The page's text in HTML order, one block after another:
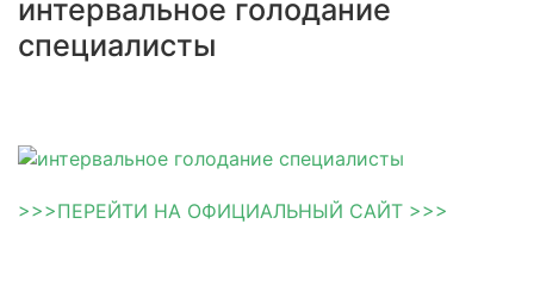
интервальное голодание
специалисты
>>>ПЕРЕЙТИ НА ОФИЦИАЛЬНЫЙ САЙТ >>>